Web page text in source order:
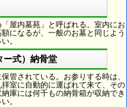
屋内墓苑」と呼ばれる。室内にお
になるが、一般のお墓と同じよう
。
ー式）納骨堂
管されている。お参りする時は、
室に自動的に運ばれて来て、その
庫には何千もの納骨箱が収納でき
。